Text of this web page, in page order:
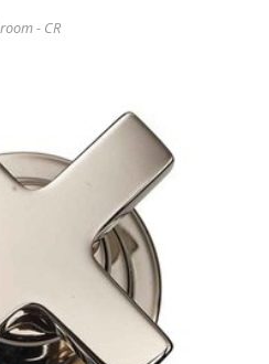
- CR